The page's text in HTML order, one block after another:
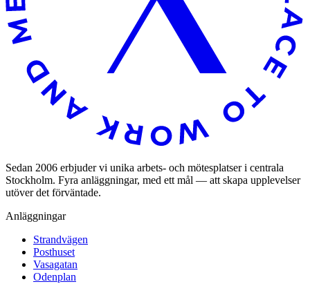
Sedan 2006 erbjuder vi unika arbets- och mötesplatser i centrala
Stockholm. Fyra anläggningar, med ett mål — att skapa upplevelser
utöver det förväntade.
Anläggningar
Strandvägen
Posthuset
Vasagatan
Odenplan